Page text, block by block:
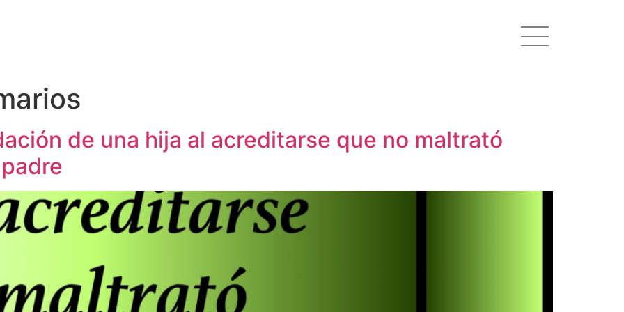
de una hija al acreditarse que no maltrató